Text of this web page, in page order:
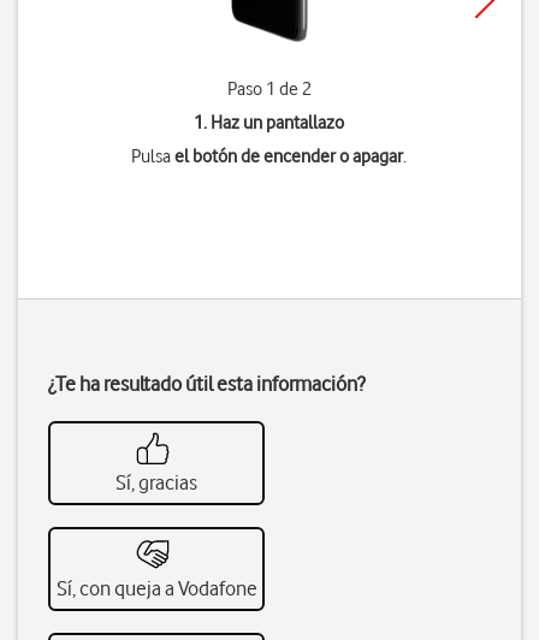
Paso 1 de 2
1. Haz un pantallazo
Pulsael botón de encender o apagar.
¿Te ha resultado útil esta información?
Sí, gracias
Sí, con queja a Vodafone